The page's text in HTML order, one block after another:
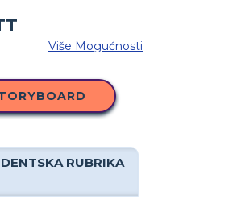
Više Mogućnosti
RUBRIKA